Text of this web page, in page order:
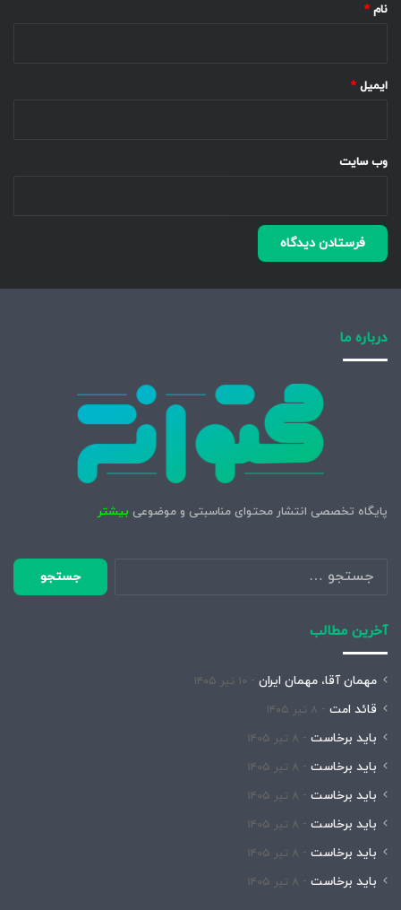
نام *
ایمیل *
وب‌ سایت
درباره ما
پایگاه تخصصی انتشار محتوای مناسبتی و موضوعی بیشتر
جستجو
برای:
آخرین مطالب
مهمان آقا، مهمان ایران ۱۰ تیر ۱۴۰۵
قائد امت ۸ تیر ۱۴۰۵
باید برخاست ۸ تیر ۱۴۰۵
باید برخاست ۸ تیر ۱۴۰۵
باید برخاست ۸ تیر ۱۴۰۵
باید برخاست ۸ تیر ۱۴۰۵
باید برخاست ۸ تیر ۱۴۰۵
باید برخاست ۸ تیر ۱۴۰۵